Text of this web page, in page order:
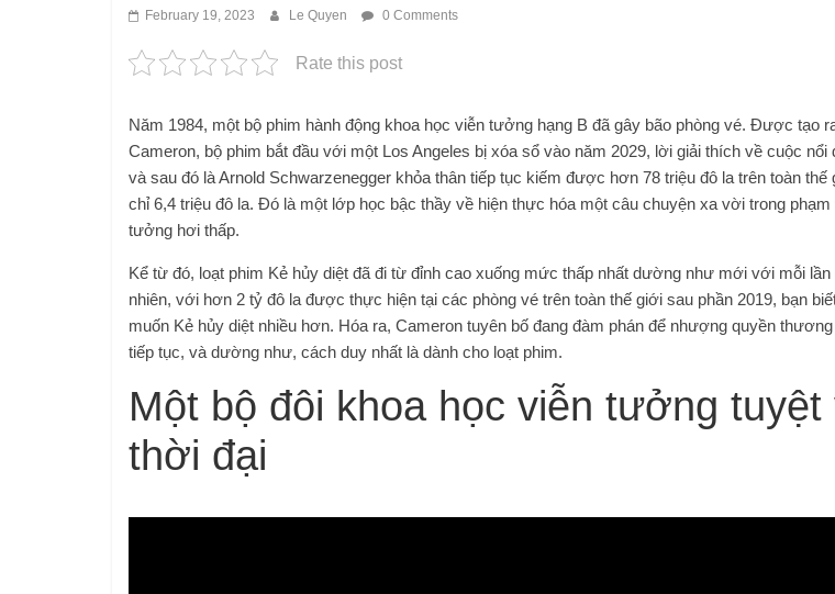
February 19, 2023 Le Quyen 0 Comments
Rate this post
Năm 1984, một bộ phim hành động khoa học viễn tưởng hạng B đã gây bão phòng vé. Được tạo
Cameron, bộ phim bắt đầu với một Los Angeles bị xóa sổ vào năm 2029, lời giải thích về cuộc nổi
và sau đó là Arnold Schwarzenegger khỏa thân tiếp tục kiếm được hơn 78 triệu đô la trên toàn
chỉ 6,4 triệu đô la. Đó là một lớp học bậc thầy về hiện thực hóa một câu chuyện xa vời trong
tưởng hơi thấp.
Kể từ đó, loạt phim Kẻ hủy diệt đã đi từ đỉnh cao xuống mức thấp nhất dường như mới với mỗi
nhiên, với hơn 2 tỷ đô la được thực hiện tại các phòng vé trên toàn thế giới sau phần 2019, bạn
muốn Kẻ hủy diệt nhiều hơn. Hóa ra, Cameron tuyên bố đang đàm phán để nhượng quyền
tiếp tục, và dường như, cách duy nhất là dành cho loạt phim.
Một bộ đôi khoa học viễn tưởng tuyệt
thời đại